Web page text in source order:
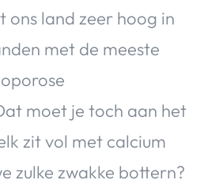
land zeer hoog in
met de meeste
moet je toch aan het
zit vol met calcium
zulke zwakke bottern?